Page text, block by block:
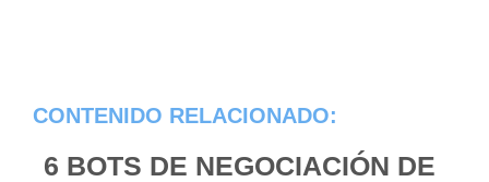
CONTENIDO RELACIONADO:
6 BOTS DE NEGOCIACIÓN DE